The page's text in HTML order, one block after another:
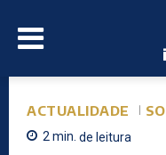
ACTUALIDADE
2min. de leitura